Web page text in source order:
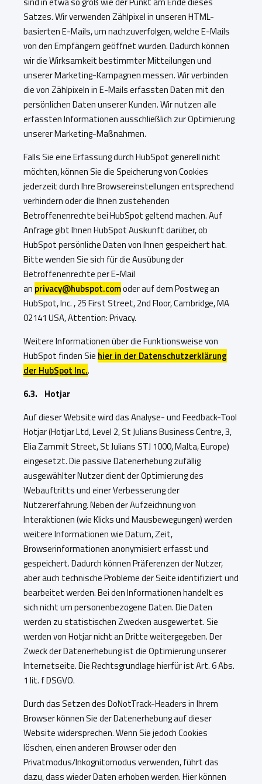
Satzes. Wir verwenden Zählpixel in unseren HTML-
basierten E-Mails, um nachzuverfolgen, welche E-Mails
von den Empfängern geöffnet wurden. Dadurch können
wir die Wirksamkeit bestimmter Mitteilungen und
unserer Marketing-Kampagnen messen. Wir verbinden
die von Zählpixeln in E-Mails erfassten Daten mit den
persönlichen Daten unserer Kunden. Wir nutzen alle
erfassten Informationen ausschließlich zur Optimierung
unserer Marketing-Maßnahmen.
Falls Sie eine Erfassung durch HubSpot generell nicht
möchten, können Sie die Speicherung von Cookies
jederzeit durch Ihre Browsereinstellungen entsprechend
verhindern oder die Ihnen zustehenden
Betroffenenrechte bei HubSpot geltend machen. Auf
Anfrage gibt Ihnen HubSpot Auskunft darüber, ob
HubSpot persönliche Daten von Ihnen gespeichert hat.
Bitte wenden Sie sich für die Ausübung der
Betroffenenrechte per E-Mail
an privacy@hubspot.comoder auf dem Postweg an
HubSpot, Inc. , 25 First Street, 2nd Floor, Cambridge, MA
02141 USA, Attention: Privacy.
Weitere Informationen über die Funktionsweise von
HubSpot finden Sie hier in der Datenschutzerklärung
der HubSpot Inc..
6.3. Hotjar
Auf dieser Website wird das Analyse- und Feedback-Tool
Hotjar (Hotjar Ltd, Level 2, St Julians Business Centre, 3,
Elia Zammit Street, St Julians STJ 1000, Malta, Europe)
eingesetzt. Die passive Datenerhebung zufällig
ausgewählter Nutzer dient der Optimierung des
Webauftritts und einer Verbesserung der
Nutzererfahrung. Neben der Aufzeichnung von
Interaktionen (wie Klicks und Mausbewegungen) werden
weitere Informationen wie Datum, Zeit,
Browserinformationen anonymisiert erfasst und
gespeichert. Dadurch können Präferenzen der Nutzer,
aber auch technische Probleme der Seite identifiziert und
bearbeitet werden. Bei den Informationen handelt es
sich nicht um personenbezogene Daten. Die Daten
werden zu statistischen Zwecken ausgewertet. Sie
werden von Hotjar nicht an Dritte weitergegeben. Der
Zweck der Datenerhebung ist die Optimierung unserer
Internetseite. Die Rechtsgrundlage hierfür ist Art. 6 Abs.
1 lit. f DSGVO.
Durch das Setzen des DoNotTrack-Headers in Ihrem
Browser können Sie der Datenerhebung auf dieser
Website widersprechen. Wenn Sie jedoch Cookies
löschen, einen anderen Browser oder den
Privatmodus/Inkognitomodus verwenden, führt das
dazu, dass wieder Daten erhoben werden. Hier können